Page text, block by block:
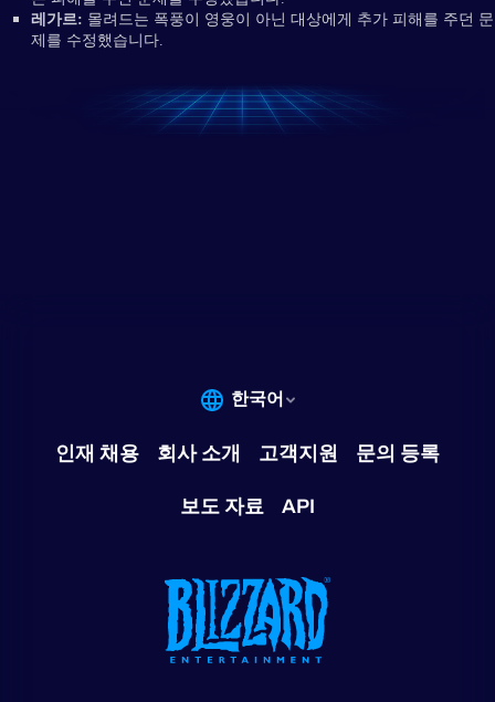
레가르: 몰려드는 폭풍이 영웅이 아닌 대상에게 추가 피해를 주던 문
제를 수정했습니다.